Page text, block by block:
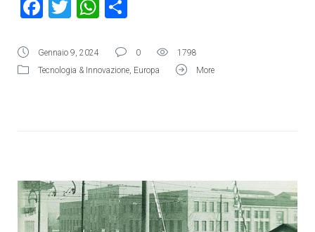
Facebook
TwitterWhatsApp
Gennaio 9, 2024 0
1798
Tecnologia & Innovazione, Europa More